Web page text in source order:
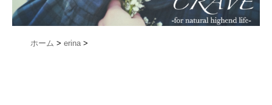
ホーム > erina >